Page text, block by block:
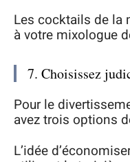
Les cocktails de la
à votre mixologue
7. Choisissez
Pour le
avez trois options
L’idée